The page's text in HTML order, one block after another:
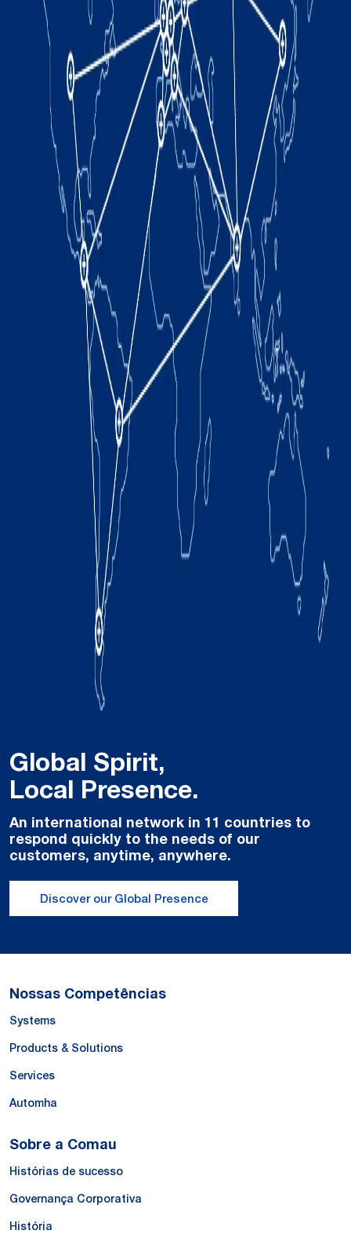
Global Spirit,
Local Presence.
An international network in 11 countries to
respond quickly to the needs of our
customers, anytime, anywhere.
Discover our Global Presence
Nossas Competências
Systems
Products & Solutions
Services
Automha
Sobre a Comau
Histórias de sucesso
Governança Corporativa
História